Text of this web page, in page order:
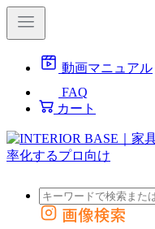
動画マニュアル
FAQ
カート
外部サイトの商品をカー
画像検索